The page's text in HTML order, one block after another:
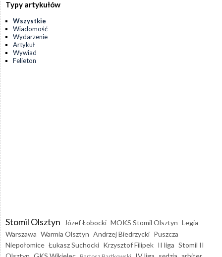
Typy artykułów
Wszystkie
Wiadomość
Wydarzenie
Artykuł
Wywiad
Felieton
Stomil Olsztyn Józef Łobocki MOKS Stomil Olsztyn Legia
Warszawa Warmia Olsztyn Andrzej Biedrzycki Puszcza
Niepołomice Łukasz Suchocki Krzysztof Filipek II liga Stomil II